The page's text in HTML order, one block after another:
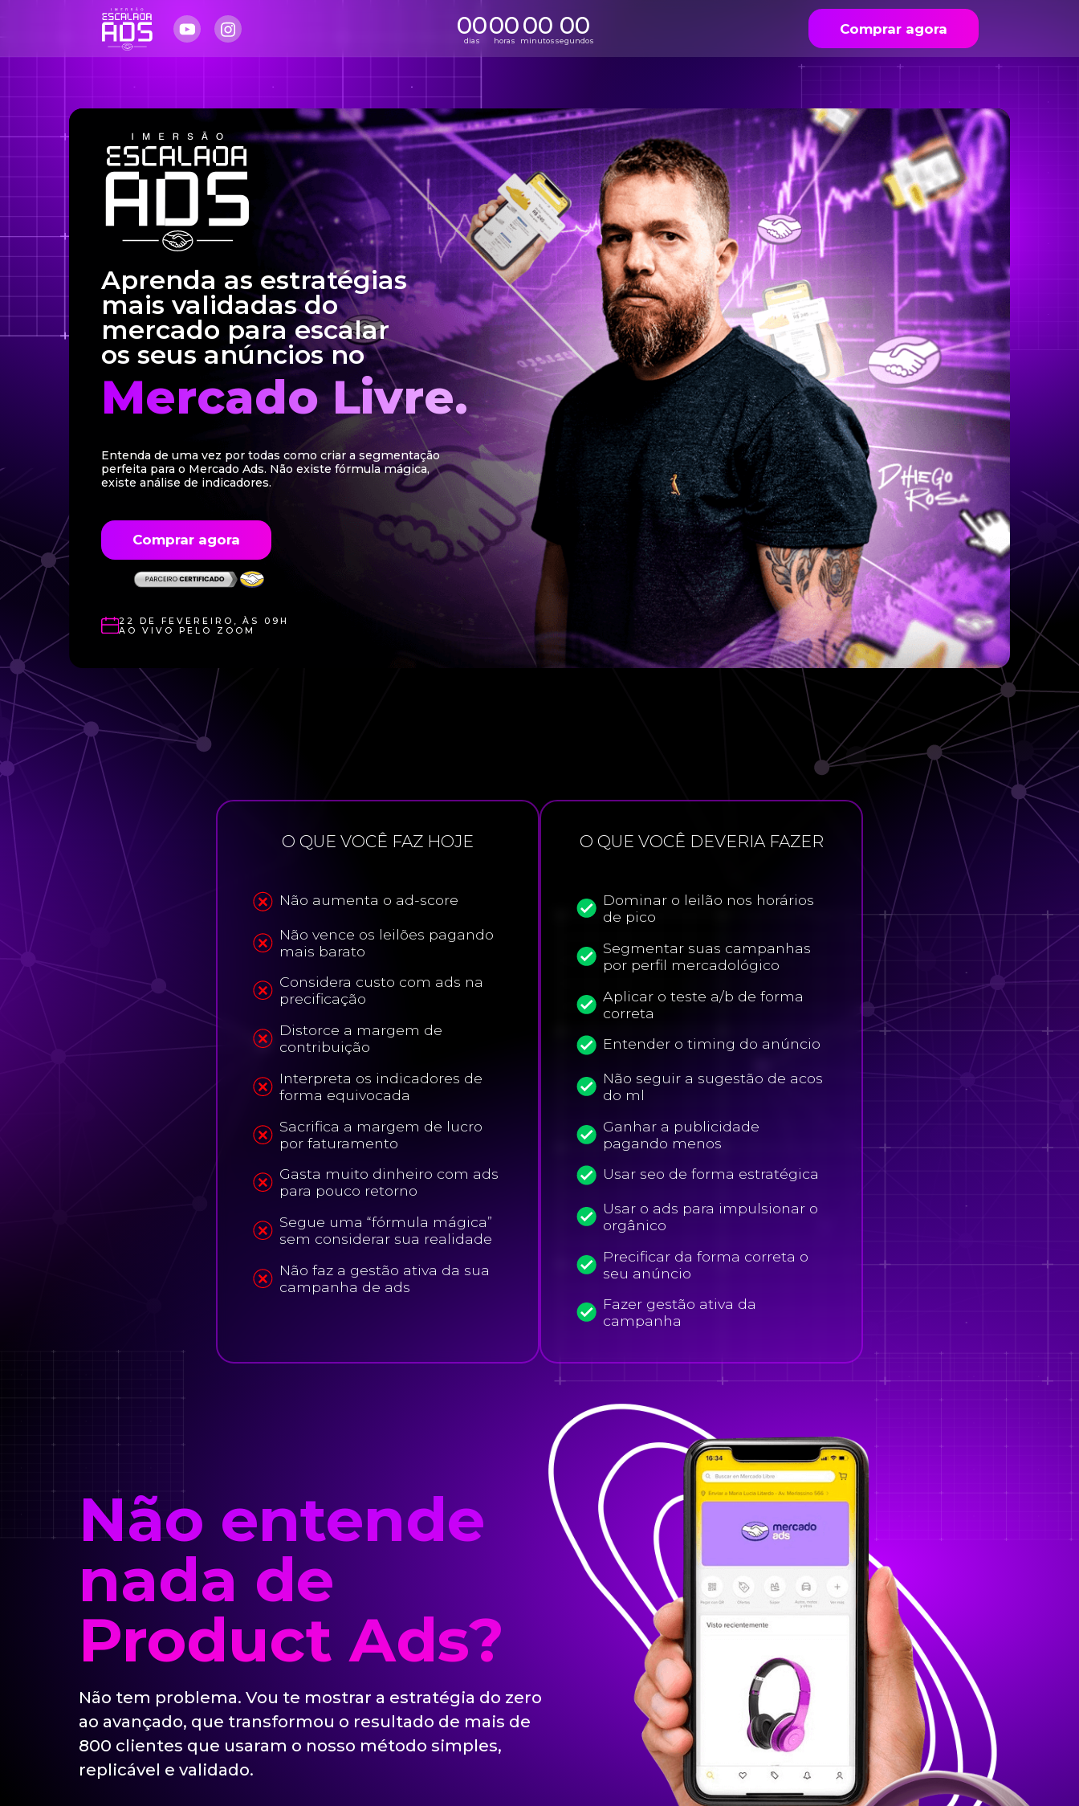
00
dias
00
horas
00
minutos
00
segundos
Comprar agora
Aprenda as estratégias
mais validadas do
mercado para escalar
os seus anúncios no
Mercado Livre.
Entenda de uma vez por todas como criar a segmentação
perfeita para o Mercado Ads. Não existe fórmula mágica,
existe análise de indicadores.
Comprar agora
22 DE FEVEREIRO, ÀS 09H
AO VIVO PELO ZOOM
O QUE VOCÊ FAZ HOJE
Não aumenta o ad-score
Não vence os leilões pagando
mais barato
Considera custo com ads na
precificação
Distorce a margem de
contribuição
Interpreta os indicadores de
forma equivocada
Sacrifica a margem de lucro
por faturamento
Gasta muito dinheiro com ads
para pouco retorno
Segue uma “fórmula mágica”
sem considerar sua realidade
Não faz a gestão ativa da sua
campanha de ads
O QUE VOCÊ DEVERIA FAZER
Dominar o leilão nos horários
de pico
Segmentar suas campanhas
por perfil mercadológico
Aplicar o teste a/b de forma
correta
Entender o timing do anúncio
Não seguir a sugestão de acos
do ml
Ganhar a publicidade
pagando menos
Usar seo de forma estratégica
Usar o ads para impulsionar o
orgânico
Precificar da forma correta o
seu anúncio
Fazer gestão ativa da
campanha
Não entende
nada de
Product Ads?
Não tem problema. Vou te mostrar a estratégia do zero
ao avançado, que transformou o resultado de mais de
800 clientes que usaram o nosso método simples,
replicável e validado.